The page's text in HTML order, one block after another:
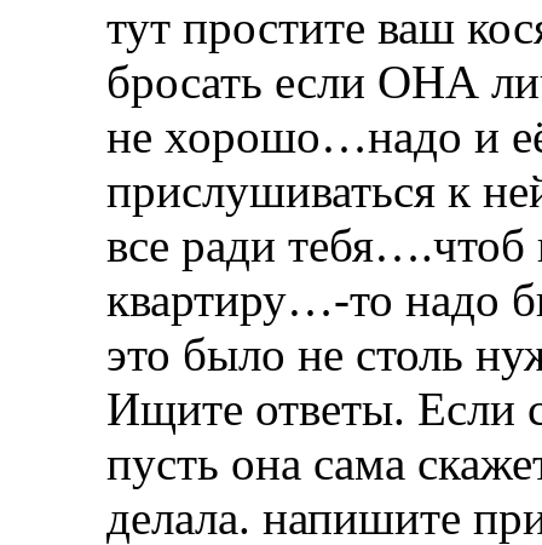
тут простите ваш
бросать если ОНА
не хорошо…надо и
прислушиваться к
все ради
квартиру…-то надо
это было не столь
Ищите ответы. Если
пусть она сама
делала. напишите